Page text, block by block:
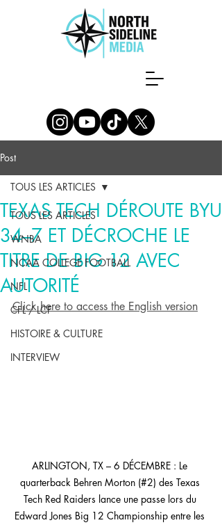
Post
TOUS LES ARTICLES
WNBA
NCAA COLLEGE FOOTBALL
NFL
CFL / LCF
HISTOIRE & CULTURE
INTERVIEW
TOUS LES ARTICLES
TEXAS TECH DÉROUTE BYU
34–7 ET DÉCROCHE LE
TITRE DE BIG 12 AVEC
AUTORITÉ
Click here to access the English version
ARLINGTON, TX – 6 DÉCEMBRE : Le
quarterback Behren Morton (#2) des Texas
Tech Red Raiders lance une passe lors du
Edward Jones Big 12 Championship entre les